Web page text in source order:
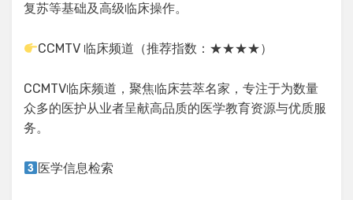
复苏等基础及高级临床操作。
CCMTV 临床频道（推荐指数：★★★★）
CCMTV临床频道，聚焦临床芸萃名家，专注于为数量
众多的医护从业者呈献高品质的医学教育资源与优质服
务。
医学信息检索